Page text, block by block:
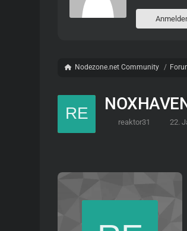
Nodezone.net Community
reaktor31 22.